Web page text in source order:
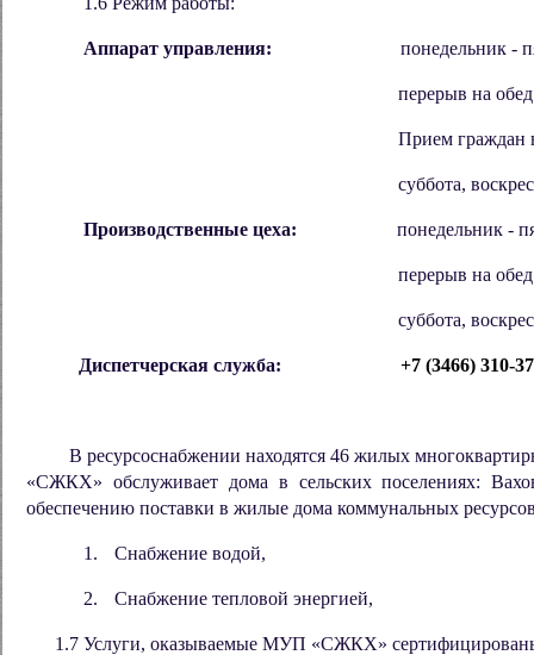
Аппарат управления: понедельник -
перерыв на обед:
Прием граждан ведется в рабочие
суббота,
Производственные цеха: понедельник -
перерыв на обед:
суббота,
Диспетчерская служба: +7 (3466) 310-
В ресурсоснабжении находятся 46 жилых
«СЖКХ» обслуживает дома в сельских поселениях:
обеспечению поставки в жилые дома коммунальных
1. Снабжение водой,
2. Снабжение тепловой энергией,
1.7 Услуги, оказываемые МУП «СЖКХ»